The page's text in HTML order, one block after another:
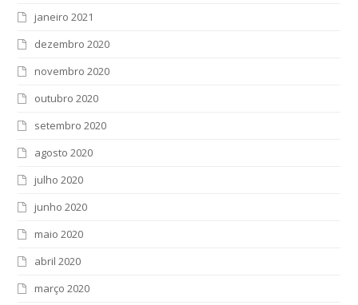
janeiro 2021
dezembro 2020
novembro 2020
outubro 2020
setembro 2020
agosto 2020
julho 2020
junho 2020
maio 2020
abril 2020
março 2020